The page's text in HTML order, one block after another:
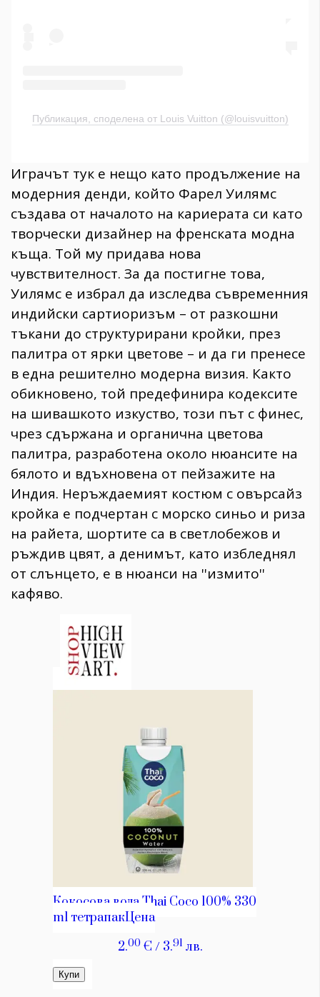
Публикация, споделена от Louis Vuitton (@louisvuitton)
Играчът тук е нещо като продължение на
модерния денди, който Фарел Уилямс
създава от началото на кариерата си като
творчески дизайнер на френската модна
къща. Той му придава нова
чувствителност. За да постигне това,
Уилямс е избрал да изследва съвременния
индийски сартиоризъм – от разкошни
тъкани до структурирани кройки, през
палитра от ярки цветове – и да ги пренесе
в една решително модерна визия. Както
обикновено, той предефинира кодексите
на шивашкото изкуство, този път с финес,
чрез сдържана и органична цветова
палитра, разработена около нюансите на
бялото и вдъхновена от пейзажите на
Индия. Неръждаемият костюм с овърсайз
кройка е подчертан с морско синьо и риза
на райета, шортите са в светлобежов и
ръждив цвят, а денимът, като избледнял
от слънцето, е в нюанси на ''измито''
кафяво.